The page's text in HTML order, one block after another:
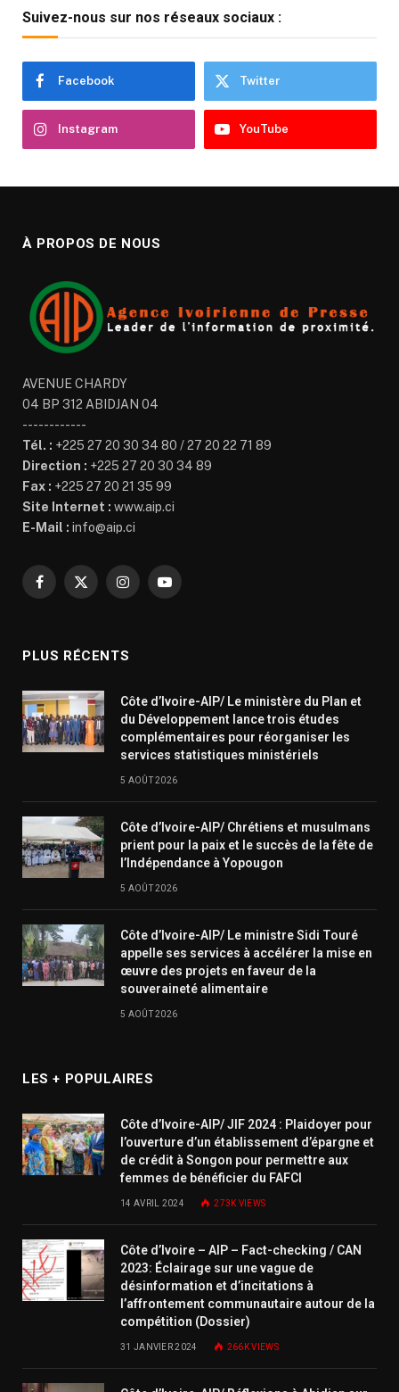
Suivez-nous sur nos réseaux sociaux :
Facebook Twitter
Instagram YouTube
À PROPOS DE NOUS
AVENUE CHARDY
04 BP 312 ABIDJAN 04
------------
Tél. : +225 27 20 30 34 80 / 27 20 22 71 89
Direction : +225 27 20 30 34 89
Fax : +225 27 20 21 35 99
Site Internet : www.aip.ci
E-Mail : info@aip.ci
Facebook
X
InstagramYouTube
PLUS RÉCENTS
Côte d’Ivoire-AIP/ Le ministère du Plan et
du Développement lance trois études
complémentaires pour réorganiser les
services statistiques ministériels
5 AOÛT 2026
Côte d’Ivoire-AIP/ Chrétiens et musulmans
prient pour la paix et le succès de la fête de
l’Indépendance à Yopougon
5 AOÛT 2026
Côte d’Ivoire-AIP/ Le ministre Sidi Touré
appelle ses services à accélérer la mise en
œuvre des projets en faveur de la
souveraineté alimentaire
5 AOÛT 2026
LES + POPULAIRES
Côte d’Ivoire-AIP/ JIF 2024 : Plaidoyer pour
l’ouverture d’un établissement d’épargne et
de crédit à Songon pour permettre aux
femmes de bénéficier du FAFCI
14 AVRIL 2024 273KVIEWS
Côte d’Ivoire – AIP – Fact-checking / CAN
2023: Éclairage sur une vague de
désinformation et d’incitations à
l’affrontement communautaire autour de la
compétition (Dossier)
31 JANVIER 2024 266KVIEWS